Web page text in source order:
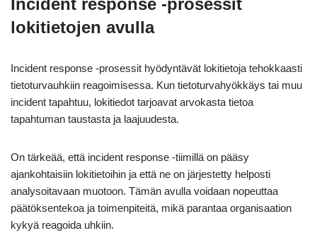
Incident response -prosessit
lokitietojen avulla
Incident response -prosessit hyödyntävät lokitietoja tehokkaasti
tietoturvauhkiin reagoimisessa. Kun tietoturvahyökkäys tai muu
incident tapahtuu, lokitiedot tarjoavat arvokasta tietoa
tapahtuman taustasta ja laajuudesta.
On tärkeää, että incident response -tiimillä on pääsy
ajankohtaisiin lokitietoihin ja että ne on järjestetty helposti
analysoitavaan muotoon. Tämän avulla voidaan nopeuttaa
päätöksentekoa ja toimenpiteitä, mikä parantaa organisaation
kykyä reagoida uhkiin.